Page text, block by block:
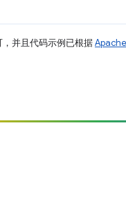
并且代码示例已根据